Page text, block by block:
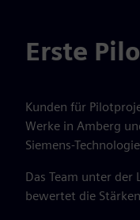
Erste
Kunden für
Werke in Amberg
Siemens-
Das Team unter der
bewertet die